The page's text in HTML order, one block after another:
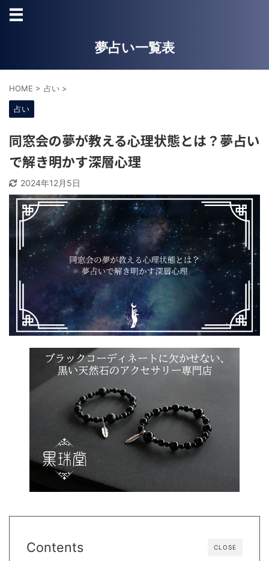
夢占い一覧表
HOME > 占い >
占い
同窓会の夢が教える心理状態とは？夢占い
で解き明かす深層心理
2024年12月5日
CLOSE
Contents